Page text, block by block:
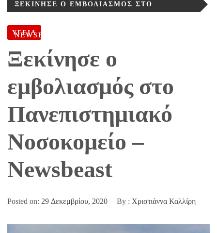
ΞΕΚΊΝΗΣΕ Ο ΕΜΒΟΛΙΑΣΜΌΣ ΣΤΟ
NEWSBEAST
ΥΓΕΙΑ
Ξεκίνησε ο
εμβολιασμός στο
Πανεπιστημιακό
Νοσοκομείο –
Newsbeast
Posted on: 29 Δεκεμβρίου, 2020 By : Χριστιάννα Καλλίρη